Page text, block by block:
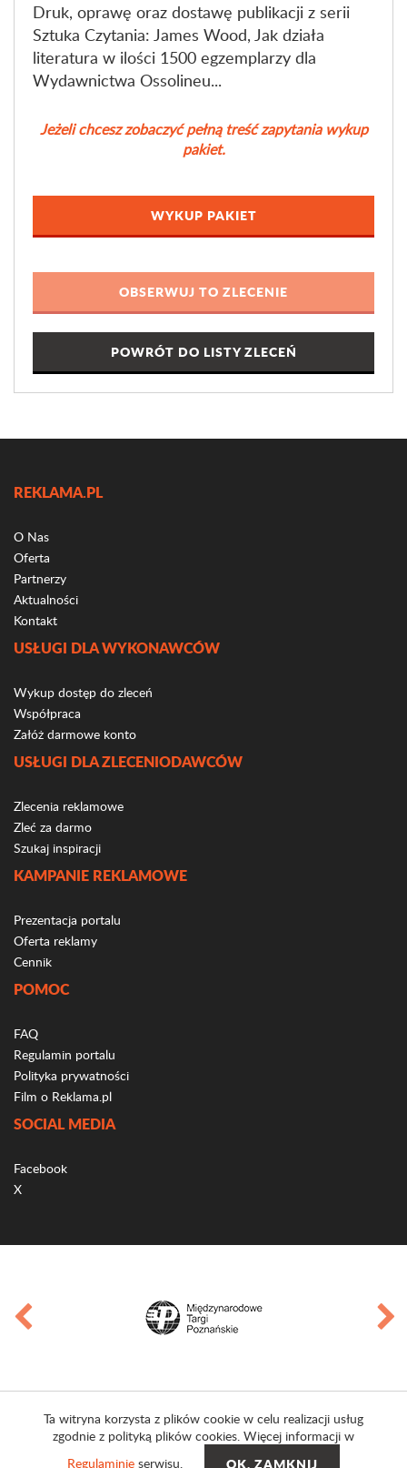
Druk, oprawę oraz dostawę publikacji z serii
Sztuka Czytania: James Wood, Jak działa
literatura w ilości 1500 egzemplarzy dla
Wydawnictwa Ossolineu...
Jeżeli chcesz zobaczyć pełną treść zapytania wykup
pakiet.
WYKUP PAKIET
POWRÓT DO LISTY ZLECEŃ
REKLAMA.PL
O Nas
Oferta
Partnerzy
Aktualności
Kontakt
USŁUGI DLA WYKONAWCÓW
Wykup dostęp do zleceń
Współpraca
Załóż darmowe konto
USŁUGI DLA ZLECENIODAWCÓW
Zlecenia reklamowe
Zleć za darmo
Szukaj inspiracji
KAMPANIE REKLAMOWE
Prezentacja portalu
Oferta reklamy
Cennik
POMOC
FAQ
Regulamin portalu
Polityka prywatności
Film o Reklama.pl
SOCIAL MEDIA
Facebook
X
Ta witryna korzysta z plików cookie w celu realizacji usług
zgodnie z polityką plików cookies. Więcej informacji w
Regulaminie serwisu.